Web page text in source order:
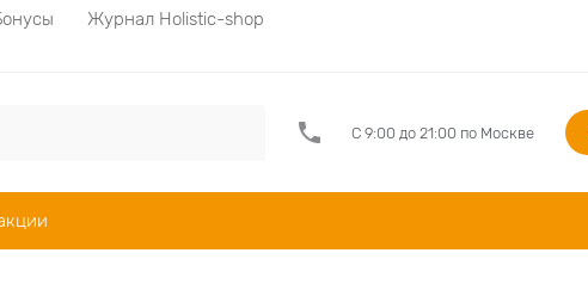
Журнал Holistic-shop
С 9:00 до 21:00 по Москве